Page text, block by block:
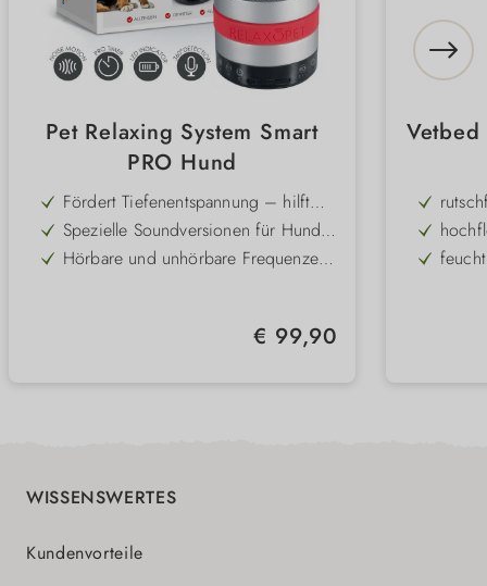
Pet Relaxing System Smart
PRO Hund
Fördert Tiefenentspannung – hilft
deinem Hund, schneller zur Ruhe zu
kommen
Spezielle Soundversionen für Hunde
– optimal auf das Hörverhalten
Hörbare und unhörbare Frequenzen
mehr Gelassenheit beitragen
verschiedene Stresssituationen im
Praktische Timerfunktion – einfache
Regulärer Preis:
€ 99,90
WISSENSWERTES
Kundenvorteile